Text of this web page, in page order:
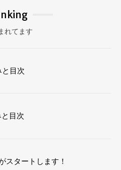
れてます
と目次
目次
スタートします！